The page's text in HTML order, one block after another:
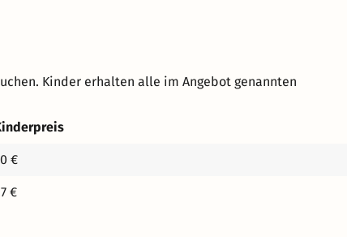
Kinder erhalten alle im Angebot genannten
€
€